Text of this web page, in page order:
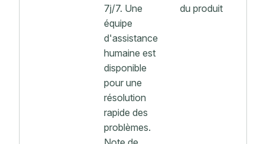
7j/7. Une
équipe
d'assistance
humaine est
disponible
pour une
résolution
rapide des
problèmes.
du produit